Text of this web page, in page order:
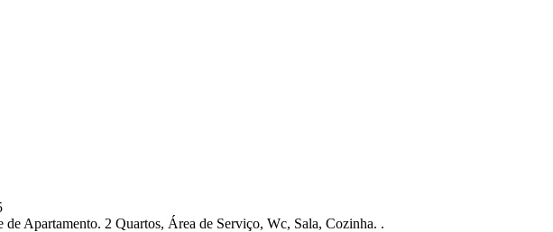
de Apartamento. 2 Quartos, Área de Serviço, Wc, Sala, Cozinha. .